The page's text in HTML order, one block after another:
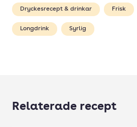
Dryckesrecept & drinkar Frisk
Longdrink Syrlig
Relaterade recept